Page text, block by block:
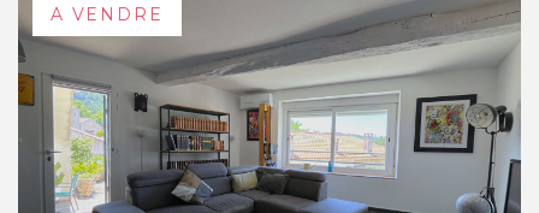
A VENDRE